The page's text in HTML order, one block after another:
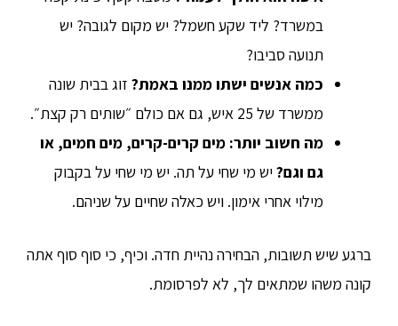
במשרד? ליד שקע חשמל? יש מקום לגובה? יש
תנועה סביבו?
כמה אנשים ישתו ממנו באמת? זוג בבית שונה
ממשרד של 25 איש, גם אם כולם ״שותים רק קצת״.
מה חשוב יותר: מים קרים-קרים, מים חמים, או
גם וגם?יש מי שחי על תה. יש מי שחי על בקבוק
מילוי אחרי אימון. ויש כאלה שחיים על שניהם.
ברגע שיש תשובות, הבחירה נהיית חדה. וכיף, כי סוף סוף אתה
קונה משהו שמתאים לך, לא לפרסומת.